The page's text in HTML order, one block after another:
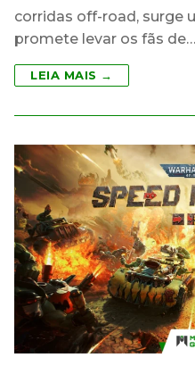
corridas off-road, surge
promete levar os fãs de…
LEIA MAIS →